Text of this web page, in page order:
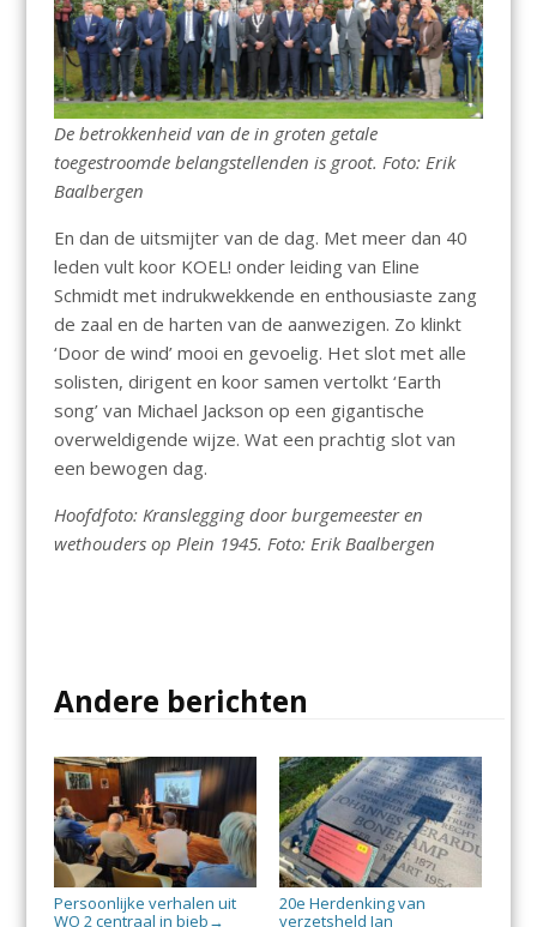
De betrokkenheid van de in groten getale
toegestroomde belangstellenden is groot. Foto: Erik
Baalbergen
En dan de uitsmijter van de dag. Met meer dan 40
leden vult koor KOEL! onder leiding van Eline
Schmidt met indrukwekkende en enthousiaste zang
de zaal en de harten van de aanwezigen. Zo klinkt
‘Door de wind’ mooi en gevoelig. Het slot met alle
solisten, dirigent en koor samen vertolkt ‘Earth
song’ van Michael Jackson op een gigantische
overweldigende wijze. Wat een prachtig slot van
een bewogen dag.
Hoofdfoto: Kranslegging door burgemeester en
wethouders op Plein 1945. Foto: Erik Baalbergen
Andere berichten
Persoonlijke verhalen uit
WO 2 centraal in bieb →
20e Herdenking van
verzetsheld Jan